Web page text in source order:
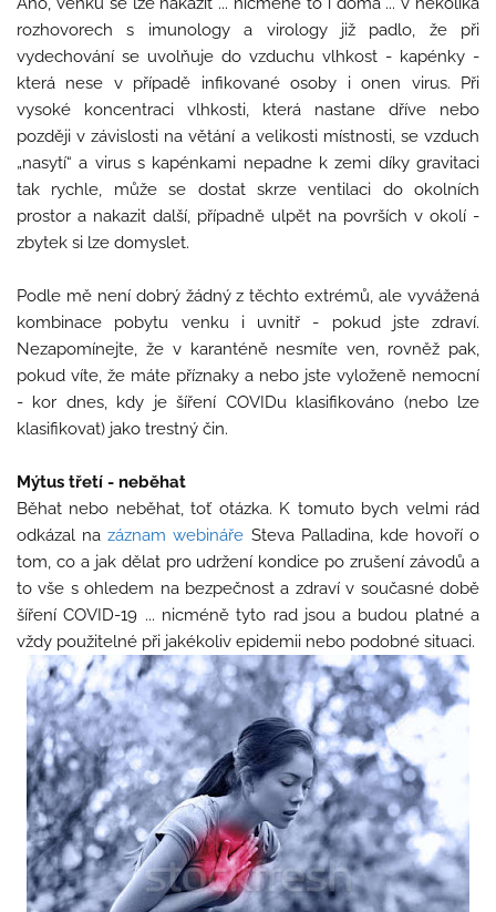
rozhovorech s imunology a virology již padlo, že při
vydechování se uvolňuje do vzduchu vlhkost - kapénky -
která nese v případě infikované osoby i onen virus. Při
vysoké koncentraci vlhkosti, která nastane dříve nebo
později v závislosti na větání a velikosti místnosti, se vzduch
„nasytí“ a virus s kapénkami nepadne k zemi díky gravitaci
tak rychle, může se dostat skrze ventilaci do okolních
prostor a nakazit další, případně ulpět na površích v okolí -
zbytek si lze domyslet.
Podle mě není dobrý žádný z těchto extrémů, ale vyvážená
kombinace pobytu venku i uvnitř - pokud jste zdraví.
Nezapomínejte, že v karanténě nesmíte ven, rovněž pak,
pokud víte, že máte příznaky a nebo jste vyloženě nemocní
- kor dnes, kdy je šíření COVIDu klasifikováno (nebo lze
klasifikovat) jako trestný čin.
Mýtus třetí - neběhat
Běhat nebo neběhat, toť otázka. K tomuto bych velmi rád
odkázal nazáznam webináře Steva Palladina, kde hovoří o
tom, co a jak dělat pro udržení kondice po zrušení závodů a
to vše s ohledem na bezpečnost a zdraví v současné době
šíření COVID-19 ... nicméně tyto rad jsou a budou platné a
vždy použitelné při jakékoliv epidemii nebo podobné situaci.